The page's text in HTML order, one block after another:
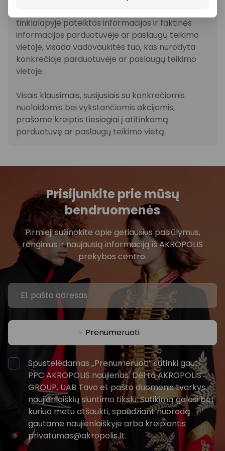
tinklalapyje pateiktos informacijos ir faktinės
informacijos parduotuvėje ar paslaugų teikimo
vietoje, visada vadovaukitės tuo, kas nurodyta
konkrečioje parduotuvėje ar paslaugų teikimo
vietoje.
Visais klausimais, susijusiais su konkrečiomis
nuolaidomis bei vykstančiomis akcijomis,
prašome kreiptis tiesiogiai į atitinkamą
parduotuvę ar paslaugų teikimo vietą.
Prisijunkite prie mūsų
bendruomenės
Pirmieji sužinokite apie geriausius pasiūlymus,
renginius ir naujausią informaciją iš AKROPOLIS
prekybos centro.
Prenumeruoti
Spustelėdamas „Prenumeruoti“ sutinki gauti
PPC AKROPOLIS naujienas. Dėl to AKROPOLIS
GROUP, UAB Tavo el. pašto duomenis tvarkys
naujienlaiškių siuntimo tikslu. Sutikimą galėsi bet
kuriuo metu atšaukti, spaudžiant nuorodą
gautame naujienlaiškyje arba kreipiantis
privatumas@akropolis.lt.